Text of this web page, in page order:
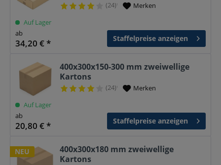
(24)¹ Merken
Auf Lager
ab
34,20 € * Staffelpreise anzeigen
400x300x150-300 mm zweiwellige
Kartons
(24)¹ Merken
Auf Lager
ab
20,80 € * Staffelpreise anzeigen
NEU
400x300x180 mm zweiwellige
Kartons